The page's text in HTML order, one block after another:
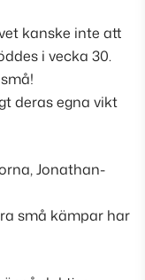
kanske inte att
i vecka 30.
deras egna vikt
Jonathan-
små kämpar har